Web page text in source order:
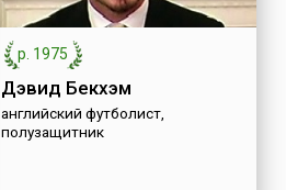
р. 1975
Дэвид Бекхэм
английский футболист,
полузащитник